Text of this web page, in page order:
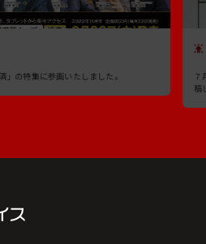
」の特集に参画いたしました。
７
稿